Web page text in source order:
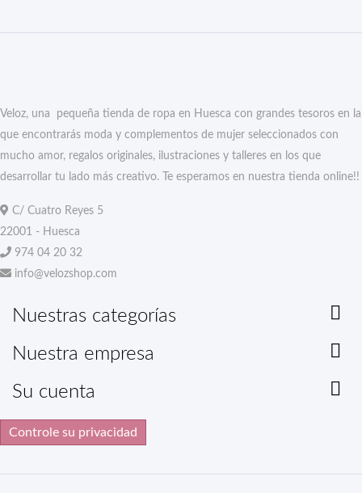
Veloz, una pequeña tienda de ropa en Huesca con grandes tesoros en la
que encontrarás moda y complementos de mujer seleccionados con
mucho amor, regalos originales, ilustraciones y talleres en los que
desarrollar tu lado más creativo. Te esperamos en nuestra tienda online!!
C/ Cuatro Reyes 5
22001 - Huesca
974 04 20 32
info@velozshop.com
Nuestras categorías 
Nuestra empresa 
Su cuenta 
Controle su privacidad